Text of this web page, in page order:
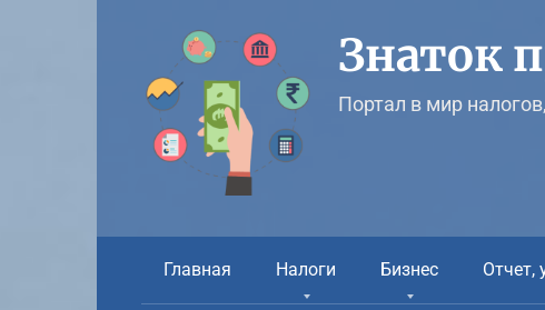
Знаток
Портал в мир
Главная Налоги Бизнес Отчет,